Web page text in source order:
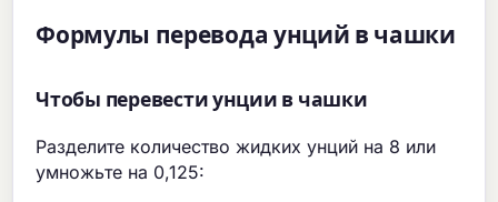
Формулы перевода унций в чашки
Чтобы перевести унции в чашки
Разделите количество жидких унций на 8 или
умножьте на 0,125: